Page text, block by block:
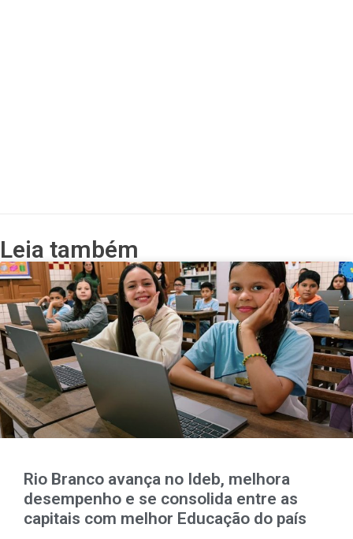
Leia também
Rio Branco avança no Ideb, melhora
desempenho e se consolida entre as
capitais com melhor Educação do país